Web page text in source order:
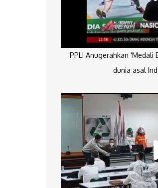
PPLI Anugerahkan 'Medali
dunia asal